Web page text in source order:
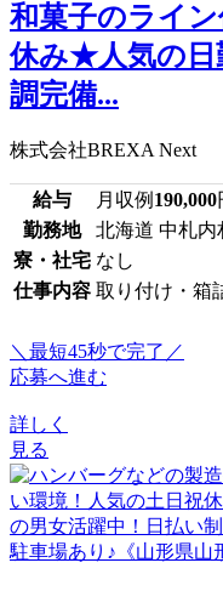
和菓子のライン
休み★人気の日
調完備...
株式会社BREXA Next
給与 月収例 190,000
勤務地
北海道 中札内
寮・社宅 なし
仕事内容 取り付け・箱
＼最短45秒で完了／
応募へ進む
詳しく
見る